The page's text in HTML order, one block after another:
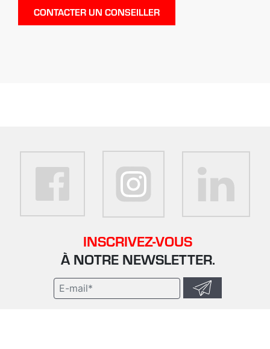
CONTACTER UN CONSEILLER
INSCRIVEZ-VOUS
À NOTRE NEWSLETTER.